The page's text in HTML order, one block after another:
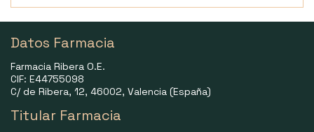
Datos Farmacia
Farmacia Ribera O.E.
CIF: E44755098
C/ de Ribera, 12, 46002, Valencia (España)
Titular Farmacia